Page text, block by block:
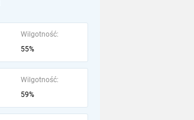
Wilgotność:
55%
Wilgotność:
59%